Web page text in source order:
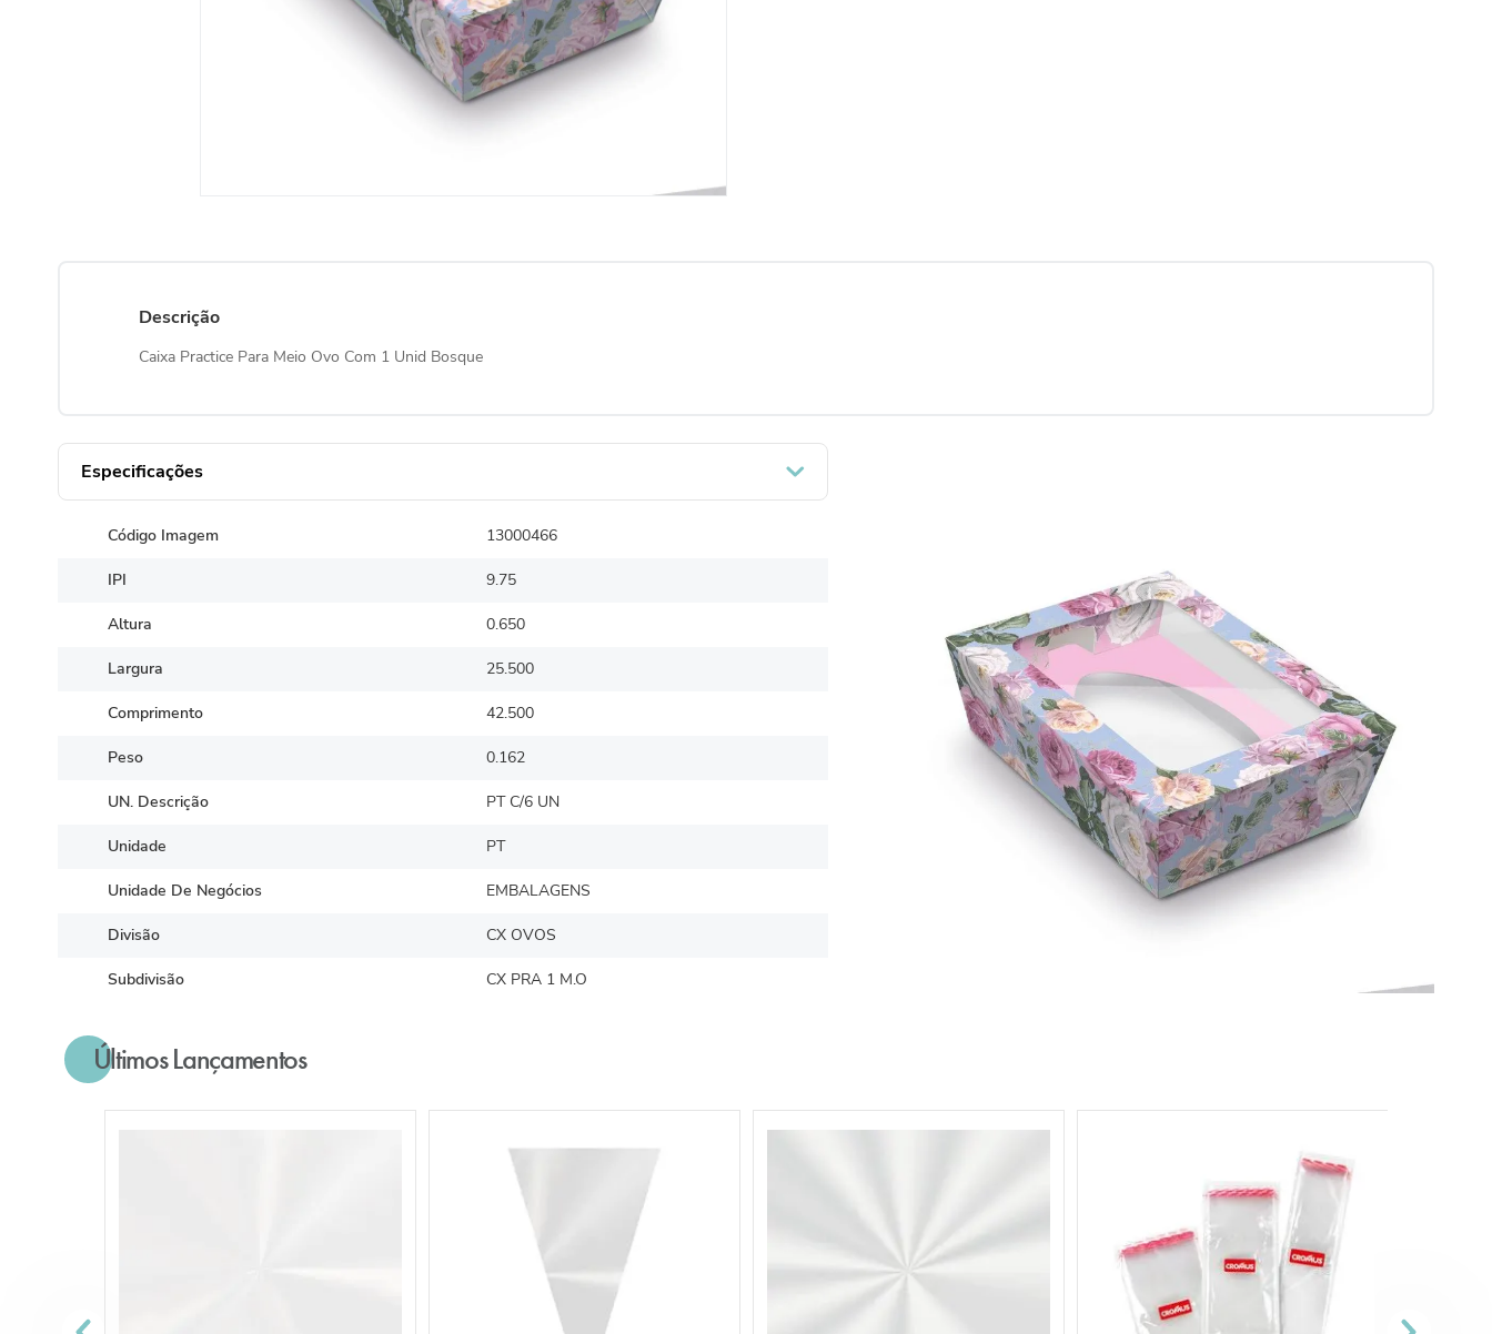
Descrição
Caixa Practice Para Meio Ovo Com 1 Unid Bosque
Especificações
Código Imagem 13000466
IPI 9.75
Altura 0.650
Largura 25.500
Comprimento 42.500
Peso 0.162
UN. Descrição PT C/6 UN
Unidade PT
Unidade De Negócios EMBALAGENS
Divisão CX OVOS
Subdivisão CX PRA 1 M.O
Últimos Lançamentos